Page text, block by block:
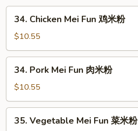
Chicken
Mei
Fun
鸡
34. Chicken Mei Fun 鸡米粉
$10.55
Pork
Mei
Fun
肉
34. Pork Mei Fun 肉米粉
$10.55
Vegetable
35. Vegetable Mei Fun 菜米粉